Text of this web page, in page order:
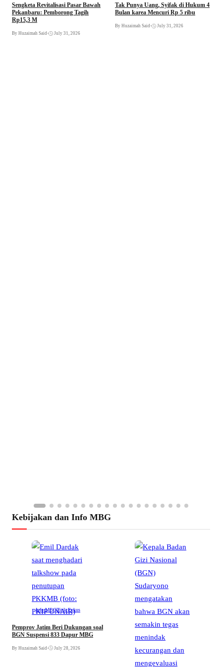
Sengketa Revitalisasi Pasar Bawah
Pekanbaru: Pemborong Tagih
Rp15,3 M
By Huzaimah Said• July 31, 2026
Tak Punya Uang, Syifak di Hukum 4
Bulan karea Mencuri Rp 5 ribu
By Huzaimah Said• July 31, 2026
Kebijakan dan Info MBG
Info MBGTitik Fokus
Pemprov Jatim Beri Dukungan soal
BGN Suspensi 833 Dapur MBG
By Huzaimah Said• July 28, 2026